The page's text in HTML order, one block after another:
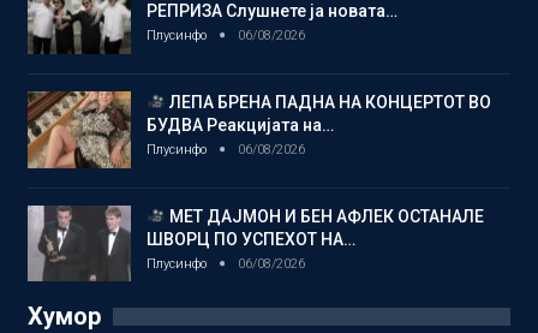
РЕПРИЗА Слушнете ја новата…
Плусинфо 06/08/2026
ЛЕПА БРЕНА ПАДНА НА КОНЦЕРТОТ ВО
БУДВА Реакцијата на…
Плусинфо 06/08/2026
МЕТ ДАЈМОН И БЕН АФЛЕК ОСТАНАЛЕ
ШВОРЦ ПО УСПЕХОТ НА…
Плусинфо 06/08/2026
Хумор